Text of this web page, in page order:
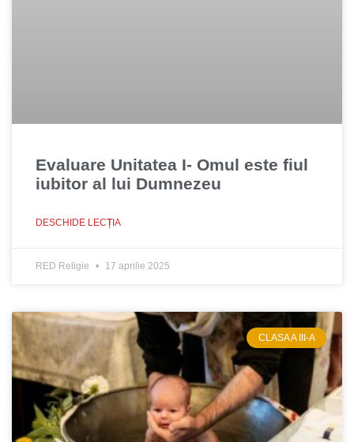
Evaluare Unitatea I- Omul este fiul
iubitor al lui Dumnezeu
DESCHIDE LECȚIA
RED Religie 17 aprilie 2025
CLASA A III-A